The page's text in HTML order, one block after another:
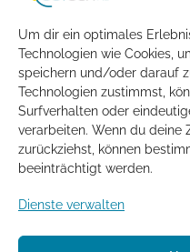
Um dir ein optimales
Technologien wie Cookies,
speichern und/oder darauf
Technologien zustimmst,
Surfverhalten oder
verarbeiten. Wenn du
zurückziehst, können
beeinträchtigt werden.
Dienste verwalten
Kontakte und
einrichten
Alle Artikel anzeigen( 1 )
Allgemein
Meine
muss ich tun?
Mir fehlt eine
Kann ich einen Vertrag